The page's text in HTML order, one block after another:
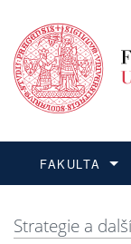
FAKULTA
Strategie a